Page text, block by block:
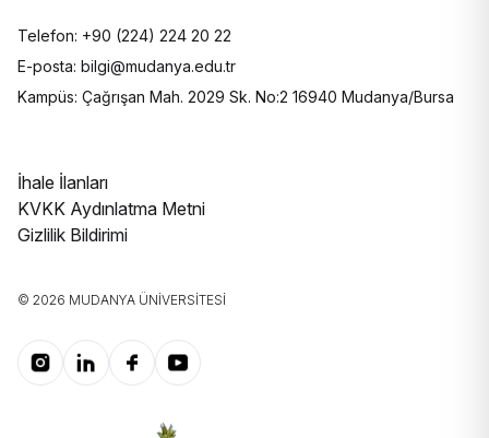
Telefon: +90 (224) 224 20 22
E-posta: bilgi@mudanya.edu.tr
Kampüs: Çağrışan Mah. 2029 Sk. No:2 16940 Mudanya/Bursa
İhale İlanları
KVKK Aydınlatma Metni
Gizlilik Bildirimi
© 2026 MUDANYA ÜNIVERSITESI